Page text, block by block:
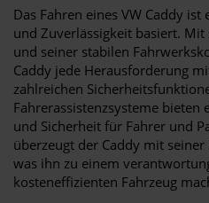
Das Fahren eines VW Caddy
und Zuverlässigkeit basiert.
und seiner stabilen
Caddy jede Herausforderung
zahlreichen
Fahrerassistenzsysteme bieten
und Sicherheit für Fahrer und
überzeugt der Caddy mit
was ihn zu einem
kosteneffizienten Fahrzeug